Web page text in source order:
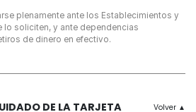
plenamente ante los Establecimientos y
soliciten, y ante dependencias
de dinero en efectivo.
DE LA TARJETA